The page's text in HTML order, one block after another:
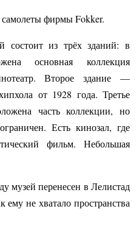
самолеты фирмы Fokker.
состоит из трёх зданий: в
основная коллекция
Второе здание —
от 1928 года. Третье
часть коллекции, но
Есть кинозал, где
фильм. Небольшая
музей перенесен в Лелистад
ему не хватало пространства